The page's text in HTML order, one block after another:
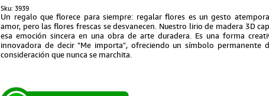
Sku: 3939
Un regalo que florece para siempre: regalar flores es un gesto
amor, pero las flores frescas se desvanecen. Nuestro lirio de madera 3D
esa emoción sincera en una obra de arte duradera. Es una forma
innovadora de decir "Me importa", ofreciendo un símbolo permanente
consideración que nunca se marchita.